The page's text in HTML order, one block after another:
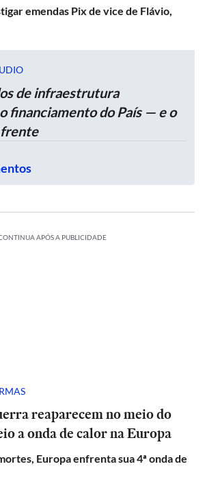
emendas Pix de vice de Flávio,
de infraestrutura
financiamento do País — e o
frente
APÓS A PUBLICIDADE
reaparecem no meio do
a onda de calor na Europa
Europa enfrenta sua 4ª onda de